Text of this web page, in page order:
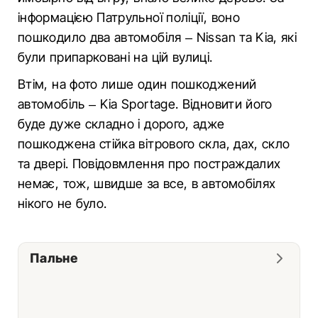
інформацією Патрульної поліції, воно
пошкодило два автомобіля – Nissan та Kia, які
були припарковані на цій вулиці.
Втім, на фото лише один пошкоджений
автомобіль – Kia Sportage. Відновити його
буде дуже складно і дорого, адже
пошкоджена стійка вітрового скла, дах, скло
та двері. Повідовмлення про постраждалих
немає, тож, швидше за все, в автомобілях
нікого не було.
Пальне